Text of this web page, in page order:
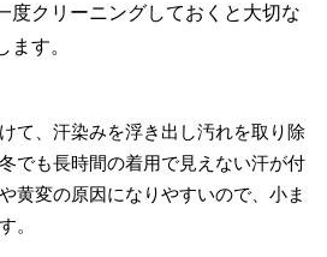
度クリーニングしておくと大切な
ます。
て、汗染みを浮き出し汚れを取り除
でも長時間の着用で見えない汗が付
黄変の原因になりやすいので、小ま
。